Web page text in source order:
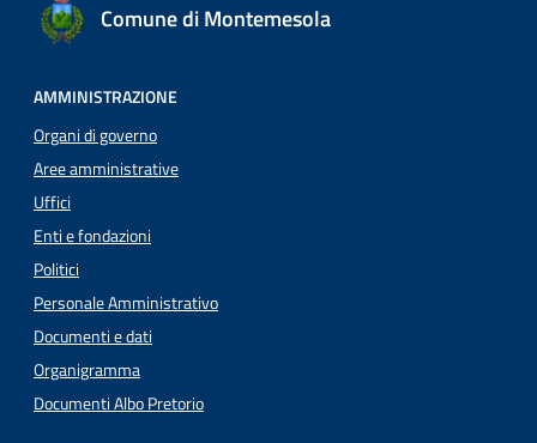
Comune di Montemesola
AMMINISTRAZIONE
Organi di governo
Aree amministrative
Uffici
Enti e fondazioni
Politici
Personale Amministrativo
Documenti e dati
Organigramma
Documenti Albo Pretorio